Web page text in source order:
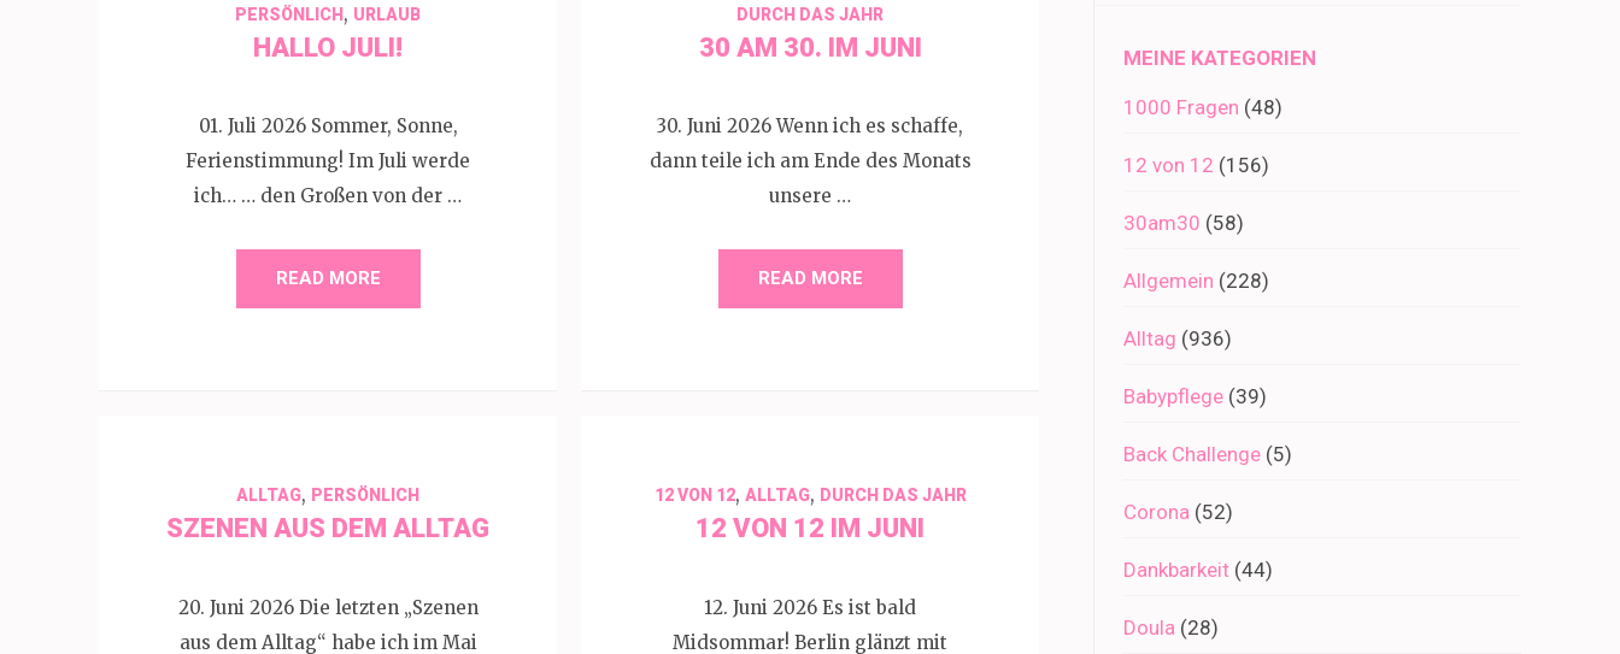
PERSÖNLICH, URLAUB
HALLO JULI!
01. Juli 2026 Sommer, Sonne,
Ferienstimmung! Im Juli werde
ich… … den Großen von der …
READ MORE
DURCH DAS JAHR
30 AM 30. IM JUNI
30. Juni 2026 Wenn ich es schaffe,
dann teile ich am Ende des Monats
unsere …
READ MORE
ALLTAG, PERSÖNLICH
SZENEN AUS DEM ALLTAG
20. Juni 2026 Die letzten „Szenen
aus dem Alltag“ habe ich im Mai
12 VON 12, ALLTAG, DURCH DAS JAHR
12 VON 12 IM JUNI
12. Juni 2026 Es ist bald
Midsommar! Berlin glänzt mit
MEINE KATEGORIEN
1000 Fragen (48)
12 von 12 (156)
30am30 (58)
Allgemein (228)
Alltag (936)
Babypflege (39)
Back Challenge (5)
Corona (52)
Dankbarkeit (44)
Doula (28)